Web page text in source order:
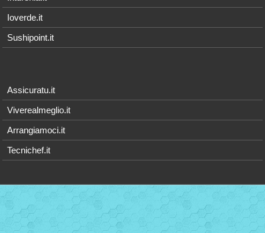
Ioverde.it
Sushipoint.it
Assicuratu.it
Viverealmeglio.it
Arrangiamoci.it
Tecnichef.it